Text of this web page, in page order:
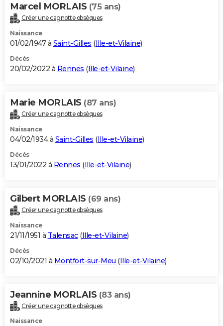
Marcel MORLAIS (75 ans)
Créer une cagnotte obsèques
Naissance
01/02/1947 à Saint-Gilles (Ille-et-Vilaine)
Décès
20/02/2022 à Rennes (Ille-et-Vilaine)
Marie MORLAIS (87 ans)
Créer une cagnotte obsèques
Naissance
04/02/1934 à Saint-Gilles (Ille-et-Vilaine)
Décès
13/01/2022 à Rennes (Ille-et-Vilaine)
Gilbert MORLAIS (69 ans)
Créer une cagnotte obsèques
Naissance
21/11/1951 à Talensac(Ille-et-Vilaine)
Décès
02/10/2021 à Montfort-sur-Meu (Ille-et-Vilaine)
Jeannine MORLAIS (83 ans)
Créer une cagnotte obsèques
Naissance